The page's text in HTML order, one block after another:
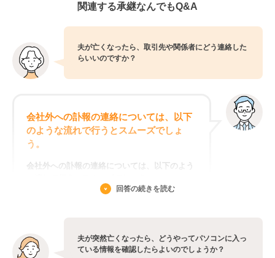
関連する承継なんでもQ&A
夫が亡くなったら、取引先や関係者にどう連絡した
らいいのですか？
会社外への訃報の連絡については、以下
のような流れで行うとスムーズでしょ
う。
会社外への訃報の連絡については、以下のよう
できるよう、取引先の連絡先名簿を作成しまし
ょう。もちろん、取引先一覧のような資料があ
回答の続きを読む
夫が突然亡くなったら、どうやってパソコンに入っ
ている情報を確認したらよいのでしょうか？